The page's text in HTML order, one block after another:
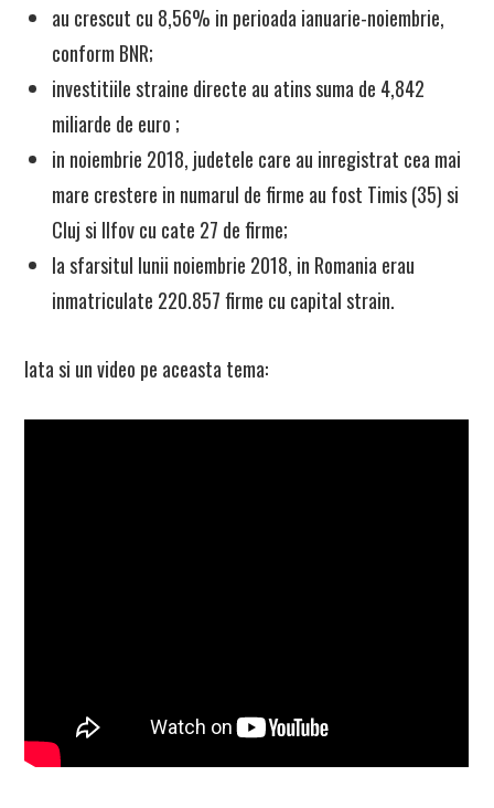
au crescut cu 8,56% in perioada ianuarie-noiembrie,
conform BNR;
investitiile straine directe au atins suma de 4,842
miliarde de euro ;
in noiembrie 2018, judetele care au inregistrat cea mai
mare crestere in numarul de firme au fost Timis (35) si
Cluj si Ilfov cu cate 27 de firme;
la sfarsitul lunii noiembrie 2018, in Romania erau
inmatriculate 220.857 firme cu capital strain.
Iata si un video pe aceasta tema: